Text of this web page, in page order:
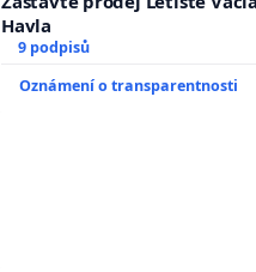
Havla
9 podpisů
Oznámení o transparentnosti